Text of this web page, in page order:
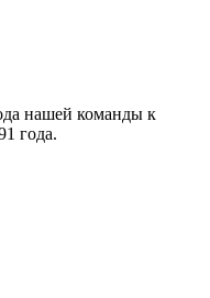
нашей команды к
года.